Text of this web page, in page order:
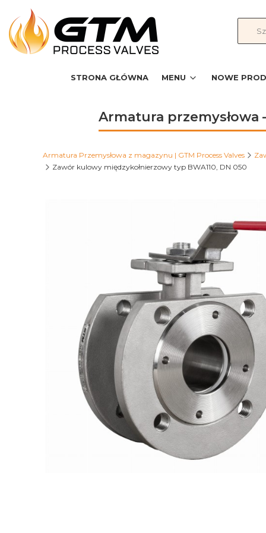
STRONA GŁÓWNA MENU NOWE
Armatura przemysłowa
Armatura Przemysłowa z magazynu | GTM Process Valves
Zawór kulowy międzykołnierzowy typ BWA110, DN 050